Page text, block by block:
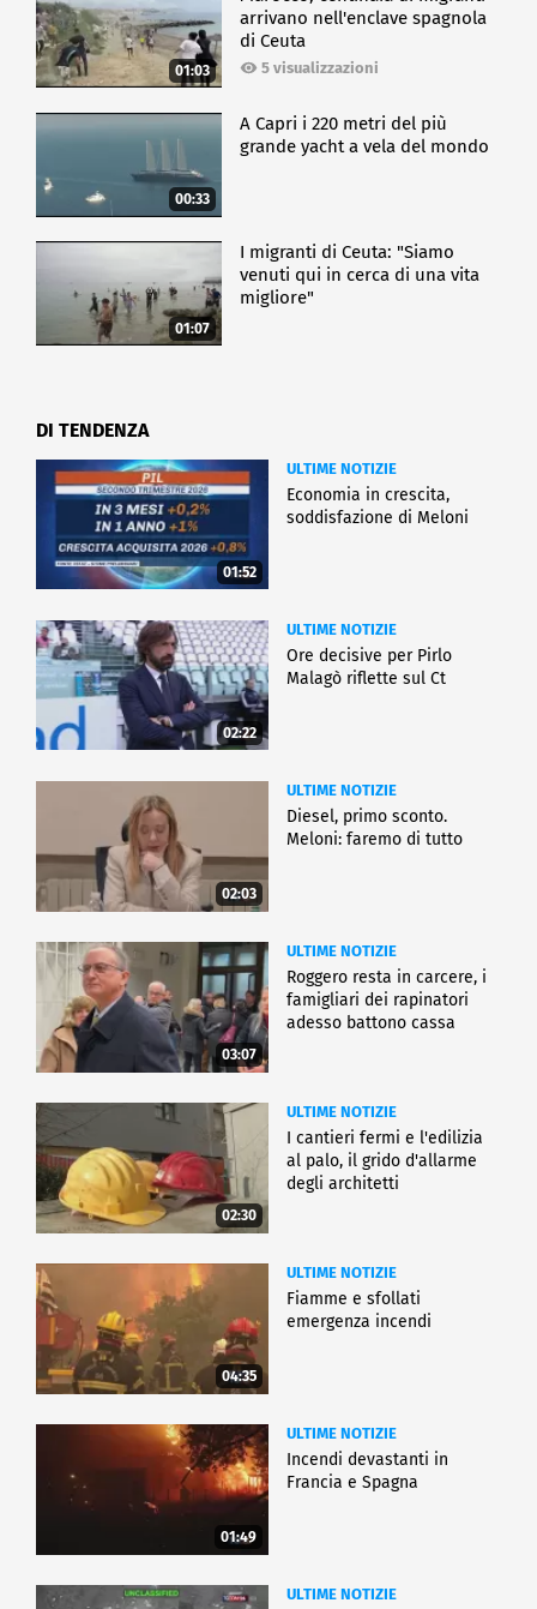
01:03
arrivano nell'enclave spagnola
di Ceuta
5 visualizzazioni
00:33
A Capri i 220 metri del più
grande yacht a vela del mondo
01:07
I migranti di Ceuta: "Siamo
venuti qui in cerca di una vita
migliore"
DI TENDENZA
01:52
ULTIME NOTIZIE
Economia in crescita,
soddisfazione di Meloni
02:22
ULTIME NOTIZIE
Ore decisive per Pirlo
Malagò riflette sul Ct
02:03
ULTIME NOTIZIE
Diesel, primo sconto.
Meloni: faremo di tutto
03:07
ULTIME NOTIZIE
Roggero resta in carcere, i
famigliari dei rapinatori
adesso battono cassa
02:30
ULTIME NOTIZIE
I cantieri fermi e l'edilizia
al palo, il grido d'allarme
degli architetti
04:35
ULTIME NOTIZIE
Fiamme e sfollati
emergenza incendi
01:49
ULTIME NOTIZIE
Incendi devastanti in
Francia e Spagna
ULTIME NOTIZIE